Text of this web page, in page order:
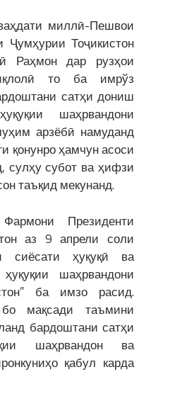
миллӣ-Пешвои
Ҷумҳурии Тоҷикистон
Раҳмон дар рузҳои
то ба имрўз
сатҳи дониш
шаҳрвандони
арзёбӣ намуданд
қонунро ҳамчун асоси
сулҳу субот ва ҳифзи
таъқид мекунанд.
Президенти
аз 9 апрели соли
сиёсати ҳуқуқӣ ва
шаҳрвандони
ба имзо расид.
мақсади таъмини
бардоштани сатҳи
шаҳрвандон ва
қабул карда